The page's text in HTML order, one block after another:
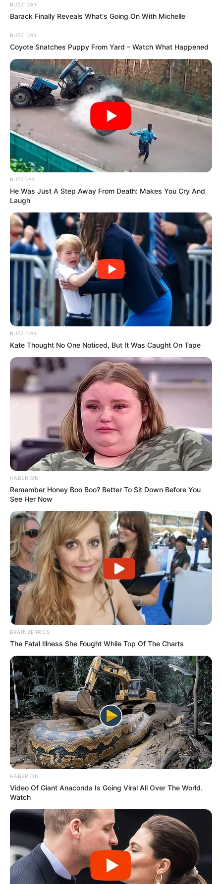
BUZZ DAY
Barack Finally Reveals What's Going On With Michelle
BUZZ DAY
Coyote Snatches Puppy From Yard – Watch What Happened
BUZZDAY
He Was Just A Step Away From Death: Makes You Cry And
Laugh
BUZZ DAY
Kate Thought No One Noticed, But It Was Caught On Tape
HABERION
Remember Honey Boo Boo? Better To Sit Down Before You
See Her Now
BRAINBERRIES
The Fatal Illness She Fought While Top Of The Charts
HABERION
Video Of Giant Anaconda Is Going Viral All Over The World.
Watch